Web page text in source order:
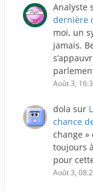
Analyste
dernière
moi, un
jamais.
Août 3,
dola sur
chance
change
toujours
pour
Août 3,